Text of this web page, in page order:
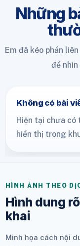
Những
Em đã kéo phần
để
Không có bài
Hiện tại chưa có
hiển thị trong
HÌNH ẢNH THEO
Hình dung
khai
Minh họa cách nội